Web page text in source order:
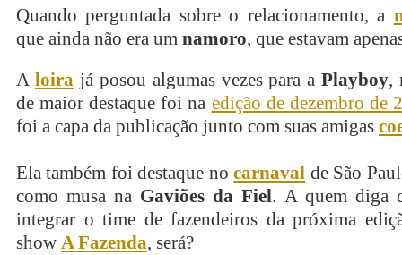
Quando perguntada sobre o relacionamento, a
que ainda não era um namoro, que estavam
A loirajá posou algumas vezes para aPlayboy,
de maior destaque foi na edição de dezembro de
foi a capa da publicação junto com suas amigas
Ela também foi destaque nocarnaval de São
como musa na Gaviões da Fiel. A quem diga
integrar o time de fazendeiros da próxima
show A Fazenda, será?